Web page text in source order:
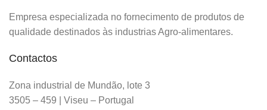
Empresa especializada no fornecimento de produtos de
qualidade destinados às industrias Agro-alimentares.
Contactos
Zona industrial de Mundão, lote 3
3505 – 459 | Viseu – Portugal